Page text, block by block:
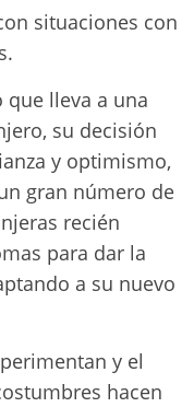
situaciones con
lleva a una
su decisión
y optimismo,
gran número de
recién
para dar la
a su nuevo
y el
hacen